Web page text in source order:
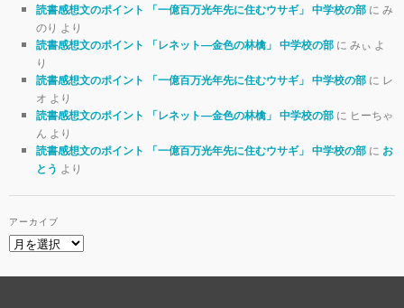
読書感想文のポイント 「一億百万光年先に住むウサギ」 中学校の部に み
のり より
読書感想文のポイント 「レネット―金色の林檎」 中学校の部に みぃ よ
り
読書感想文のポイント 「一億百万光年先に住むウサギ」 中学校の部に レ
オ より
読書感想文のポイント 「レネット―金色の林檎」 中学校の部に ヒーちゃ
ん より
読書感想文のポイント 「一億百万光年先に住むウサギ」 中学校の部に お
とう より
アーカイブ